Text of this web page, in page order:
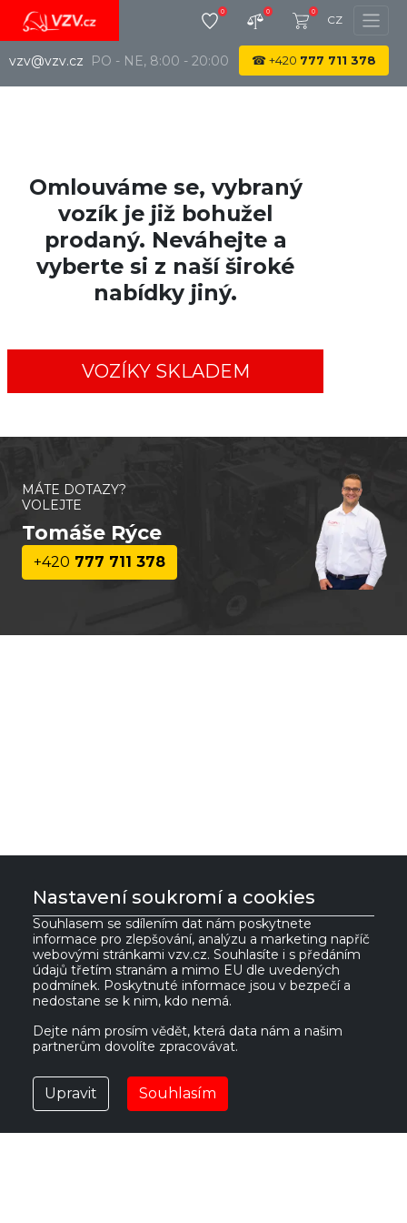
vzv@vzv.cz
0 0 0
CZ
PO - NE, 8:00 - 20:00 ☎+420 777 711 378
Omlouváme se, vybraný
vozík je již bohužel
prodaný. Neváhejte a
vyberte si z naší široké
nabídky jiný.
VOZÍKY SKLADEM
MÁTE DOTAZY?
VOLEJTE
Tomáše Rýce
+420 777 711 378
VZV GROUP s.r.o.
561 61 Červená Voda 535
Česká republika
IČ:
DIČ:CZ27469662
vzv@vzv.cz
Nastavení soukromí a cookies
Souhlasem se sdílením dat nám poskytnete
informace pro zlepšování, analýzu a marketing napříč
webovými stránkami vzv.cz. Souhlasíte i s předáním
údajů třetím stranám a mimo EU dle uvedených
podmínek. Poskytnuté informace jsou v bezpečí a
nedostane se k nim, kdo nemá.
Dejte nám prosím vědět, která data nám a našim
partnerům dovolíte zpracovávat.
Upravit Souhlasím